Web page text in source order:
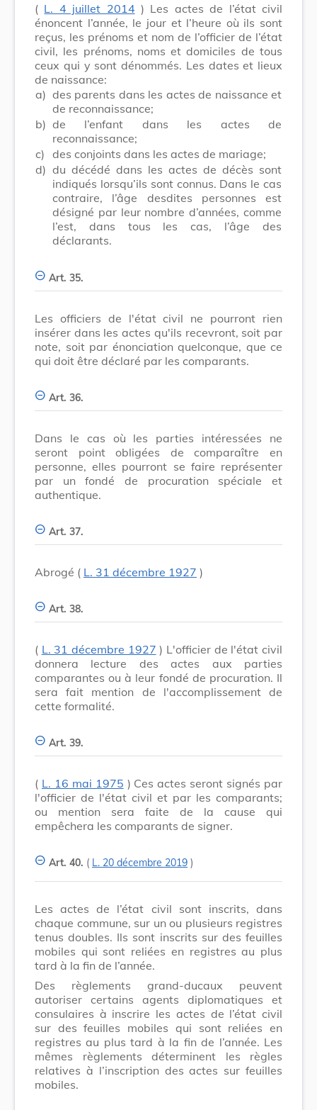
( L. 4 juillet 2014 ) Les actes de l’état civil
énoncent l’année, le jour et l’heure où ils sont
reçus, les prénoms et nom de l’officier de l’état
civil, les prénoms, noms et domiciles de tous
ceux qui y sont dénommés. Les dates et lieux
de naissance:
a) des parents dans les actes de naissance et
de reconnaissance;
b) de l’enfant dans les actes de
reconnaissance;
c) des conjoints dans les actes de mariage;
d) du décédé dans les actes de décès sont
indiqués lorsqu’ils sont connus. Dans le cas
contraire, l’âge desdites personnes est
désigné par leur nombre d’années, comme
l’est, dans tous les cas, l’âge des
déclarants.
Art. 35.
Les officiers de l'état civil ne pourront rien
insérer dans les actes qu'ils recevront, soit par
note, soit par énonciation quelconque, que ce
qui doit être déclaré par les comparants.
Art. 36.
Dans le cas où les parties intéressées ne
seront point obligées de comparaître en
personne, elles pourront se faire représenter
par un fondé de procuration spéciale et
authentique.
Art. 37.
Abrogé ( L. 31 décembre 1927 )
Art. 38.
( L. 31 décembre 1927 ) L'officier de l'état civil
donnera lecture des actes aux parties
comparantes ou à leur fondé de procuration. Il
sera fait mention de l'accomplissement de
cette formalité.
Art. 39.
( L. 16 mai 1975 ) Ces actes seront signés par
l'officier de l'état civil et par les comparants;
ou mention sera faite de la cause qui
empêchera les comparants de signer.
Art. 40. ( L. 20 décembre 2019 )
Les actes de l’état civil sont inscrits, dans
chaque commune, sur un ou plusieurs registres
tenus doubles. Ils sont inscrits sur des feuilles
mobiles qui sont reliées en registres au plus
tard à la fin de l’année.
Des règlements grand-ducaux peuvent
autoriser certains agents diplomatiques et
consulaires à inscrire les actes de l’état civil
sur des feuilles mobiles qui sont reliées en
registres au plus tard à la fin de l’année. Les
mêmes règlements déterminent les règles
relatives à l’inscription des actes sur feuilles
mobiles.